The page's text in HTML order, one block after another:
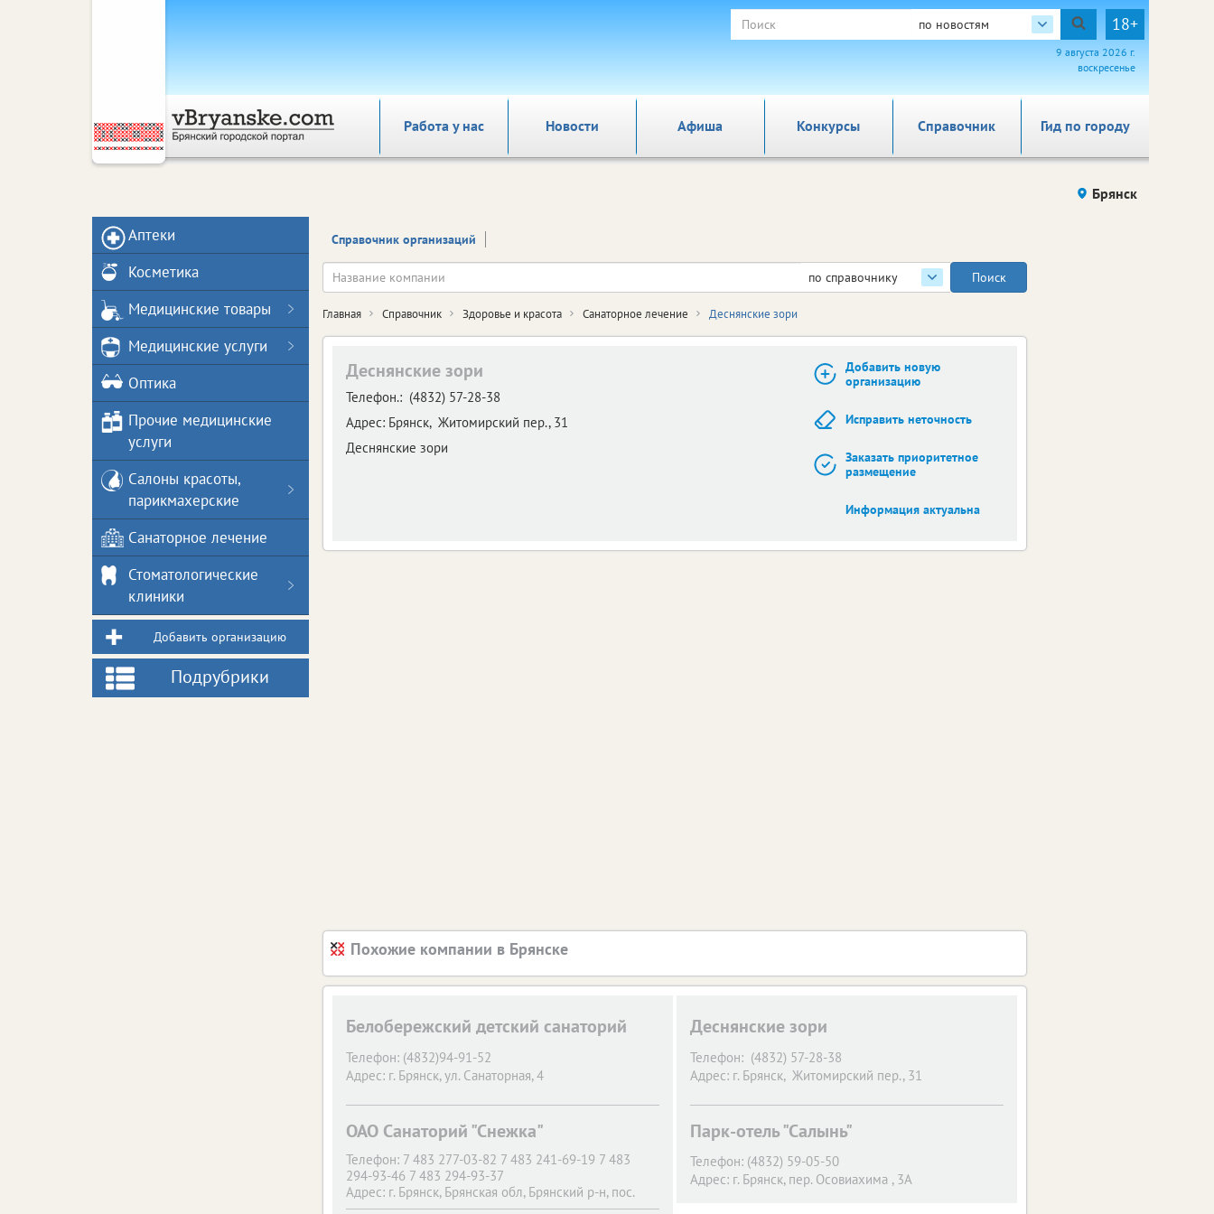
по новостям 18+
9 августа 2026 г.
воскресенье
Работа у нас Новости Афиша Справочник Гид по городу
Конкурсы
Брянск
Справочник организаций
по справочнику
Главная Справочник Здоровье и красота Санаторное лечение Деснянские зори
Деснянские зори
Телефон.: (4832) 57-28-38
Адрес: Брянск, Житомирский пер., 31
Деснянские зори
Добавить новую
организацию
Исправить неточность
Заказать приоритетное
размещение
Информация актуальна
Похожие компании в Брянске
Белобережский детский санаторий
Телефон: (4832)94-91-52
Адрес: г. Брянск, ул. Санаторная, 4
Деснянские зори
Телефон: (4832) 57-28-38
Адрес: г. Брянск, Житомирский пер., 31
ОАО Санаторий "Снежка"
Телефон: 7 483 277-03-82 7 483 241-69-19 7 483
294-93-46 7 483 294-93-37
Адрес: г. Брянск, Брянская обл, Брянский р-н, пос.
Санаторий Снежка
Парк-отель "Салынь"
Телефон: (4832) 59-05-50
Адрес: г. Брянск, пер. Осовиахима , 3А
Аптеки
Косметика
Медицинские товары
Медицинские услуги
Оптика
Прочие медицинские
услуги
Салоны красоты,
парикмахерские
Санаторное лечение
Стоматологические
клиники
Добавить организацию
Подрубрики